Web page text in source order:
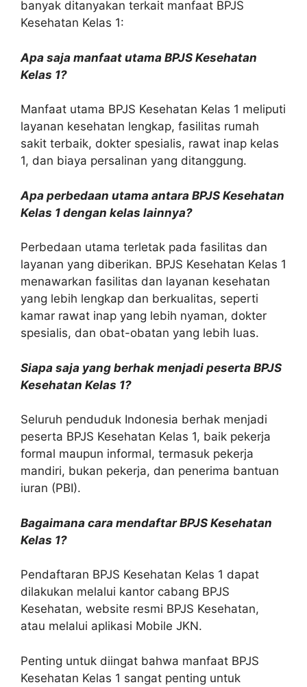
banyak ditanyakan terkait manfaat BPJS
Kesehatan Kelas 1:
Apa saja manfaat utama BPJS Kesehatan
Kelas 1?
Manfaat utama BPJS Kesehatan Kelas 1 meliputi
layanan kesehatan lengkap, fasilitas rumah
sakit terbaik, dokter spesialis, rawat inap kelas
1, dan biaya persalinan yang ditanggung.
Apa perbedaan utama antara BPJS Kesehatan
Kelas 1 dengan kelas lainnya?
Perbedaan utama terletak pada fasilitas dan
layanan yang diberikan. BPJS Kesehatan Kelas 1
menawarkan fasilitas dan layanan kesehatan
yang lebih lengkap dan berkualitas, seperti
kamar rawat inap yang lebih nyaman, dokter
spesialis, dan obat-obatan yang lebih luas.
Siapa saja yang berhak menjadi peserta BPJS
Kesehatan Kelas 1?
Seluruh penduduk Indonesia berhak menjadi
peserta BPJS Kesehatan Kelas 1, baik pekerja
formal maupun informal, termasuk pekerja
mandiri, bukan pekerja, dan penerima bantuan
iuran (PBI).
Bagaimana cara mendaftar BPJS Kesehatan
Kelas 1?
Pendaftaran BPJS Kesehatan Kelas 1 dapat
dilakukan melalui kantor cabang BPJS
Kesehatan, website resmi BPJS Kesehatan,
atau melalui aplikasi Mobile JKN.
Penting untuk diingat bahwa manfaat BPJS
Kesehatan Kelas 1 sangat penting untuk